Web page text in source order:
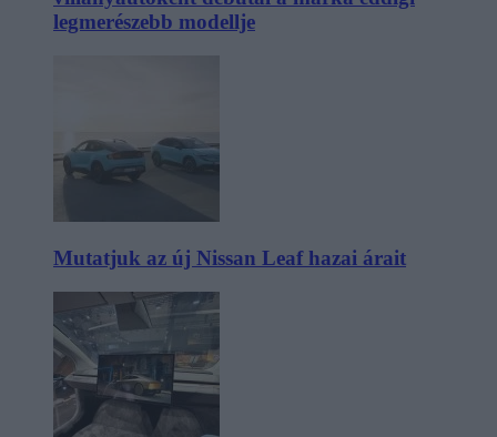
legmerészebb modellje
Mutatjuk az új Nissan Leaf hazai árait